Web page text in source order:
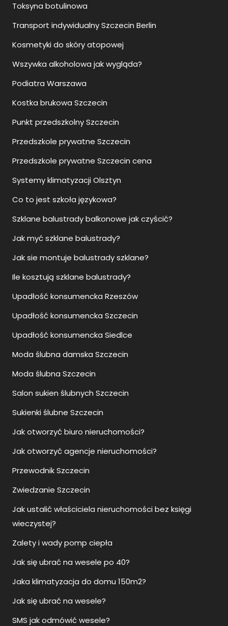
Toksyna botulinowa
Transport indywidualny Szczecin Berlin
Kosmetyki do skóry atopowej
Wszywka alkoholowa jak wygląda?
Podiatra Warszawa
Kostka brukowa Szczecin
Punkt przedszkolny Szczecin
Przedszkole prywatne Szczecin
Przedszkole prywatne Szczecin cena
Systemy klimatyzacji Olsztyn
Co to jest szkoła językowa?
Szklane balustrady balkonowe jak czyścić?
Jak myć szklane balustrady?
Jak sie montuje balustrady szklane?
Ile kosztują szklane balustrady?
Upadłość konsumencka Rzeszów
Upadłość konsumencka Szczecin
Upadłość konsumencka Siedlce
Moda ślubna damska Szczecin
Moda ślubna Szczecin
Salon sukien ślubnych Szczecin
Sukienki ślubne Szczecin
Jak otworzyć biuro nieruchomości?
Jak otworzyć agencje nieruchomości?
Przewodnik Szczecin
Zwiedzanie Szczecin
Jak ustalić właściciela nieruchomości bez księgi
wieczystej?
Zalety i wady pomp ciepła
Jak się ubrać na wesele po 40?
Jaka klimatyzacja do domu 150m2?
Jak się ubrać na wesele?
SMS jak odmówić wesele?